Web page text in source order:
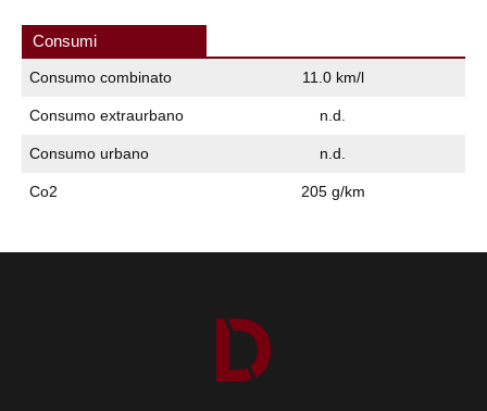
Consumi
Consumo combinato 11.0 km/l
Consumo extraurbano n.d.
Consumo urbano n.d.
Co2 205 g/km